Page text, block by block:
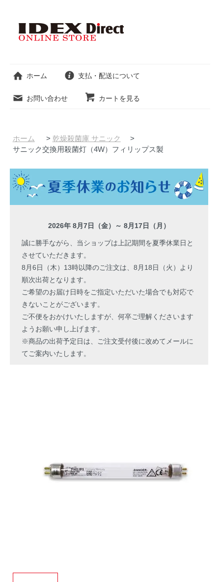
ホーム 支払・配送について
お問い合わせ カートを見る
ホーム > 乾燥殺菌庫 サニック
>
サニック交換用殺菌灯（4W）フィリップス製
2026年 8月7日（金）～ 8月17日（月）
誠に勝手ながら、当ショップは上記期間を夏季休業日と
させていただきます。
8月6日（木）13時以降のご注文は、8月18日（火）より
順次出荷となります。
ご希望のお届け日時をご指定いただいた場合でも対応で
きないことがございます。
ご不便をおかけいたしますが、何卒ご理解くださいます
ようお願い申し上げます。
※商品の出荷予定日は、ご注文受付後に改めてメールに
てご案内いたします。